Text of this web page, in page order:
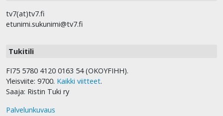
tv7(at)tv7.fi
etunimi.sukunimi@tv7.fi
Tukitili
FI75 5780 4120 0163 54 (OKOYFIHH).
Yleisviite: 9700. Kaikki viitteet.
Saaja: Ristin Tuki ry
Palvelunkuvaus